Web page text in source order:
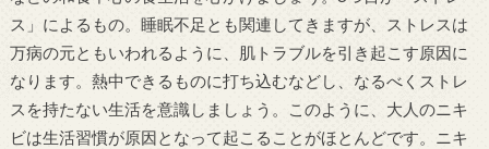
ス」によるもの。睡眠不足とも関連してきますが、ストレスは
万病の元ともいわれるように、肌トラブルを引き起こす原因に
なります。熱中できるものに打ち込むなどし、なるべくストレ
スを持たない生活を意識しましょう。このように、大人のニキ
ビは生活習慣が原因となって起こることがほとんどです。ニキ